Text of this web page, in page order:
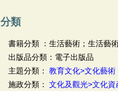
分類
書籍分類 ：生活藝術；生活藝
出版品分類：電子出版品
主題分類： 教育文化>文化藝術
施政分類： 文化及觀光>文化